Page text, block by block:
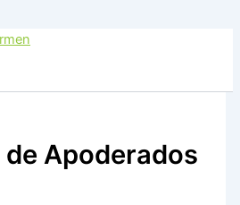
de Apoderados